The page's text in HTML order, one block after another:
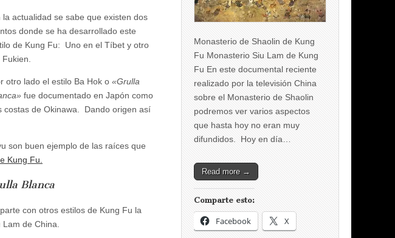
la actualidad se sabe que existen dos
donde se ha desarrollado este
de Kung Fu: Uno en el Tíbet y otro
otro lado el estilo Ba Hok o «Grulla
fue documentado en Japón como
costas de Okinawa. Dando origen así
son buen ejemplo de las raíces que
Kung Fu.
Blanca
con otros estilos de Kung Fu la
de China.
Monasterio de Shaolin de Kung
Fu Monasterio Siu Lam de Kung
Fu En este documental reciente
realizado por la televisión China
sobre el Monasterio de Shaolin
podremos ver varios aspectos
que hasta hoy no eran muy
difundidos. Hoy en día…
Read more →
Comparte esto:
Facebook X